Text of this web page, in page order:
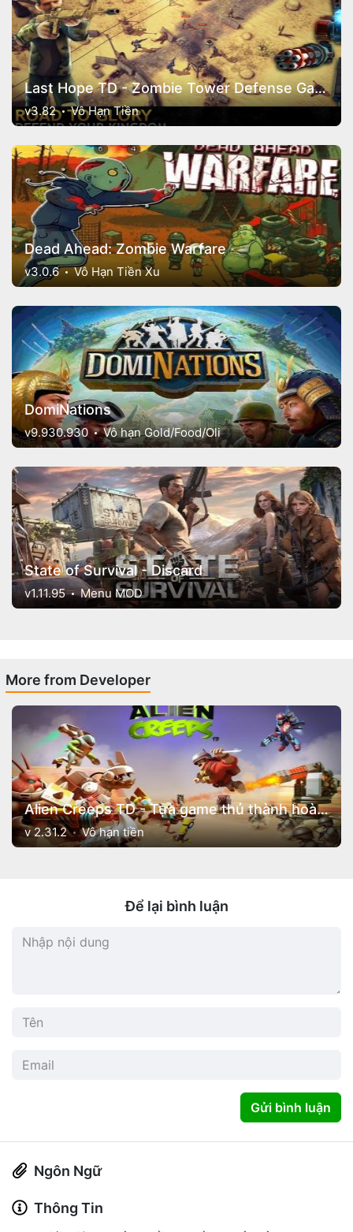
Last Hope TD - Zombie Tower Defense Games Offline
v3.82 Vô Hạn Tiền
Dead Ahead: Zombie Warfare
v3.0.6 Vô Hạn Tiền Xu
DomiNations
v9.930.930 Vô hạn Gold/Food/Oli
State of Survival - Discard
v1.11.95 Menu MOD
More from Developer
Alien Creeps TD - Tựa game thủ thành hoành tráng
v 2.31.2 Vô hạn tiền
Để lại bình luận
Gửi bình luận
Ngôn Ngữ
Thông Tin